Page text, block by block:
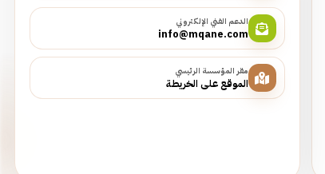
الدعم الفني الإلكتروني
info@mqane.com
مقر المؤسسة الرئيسي
الموقع على الخريطة